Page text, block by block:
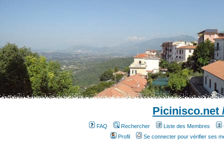
Picinisco.net
FAQ Rechercher Liste des Membres
Profil
Se connecter pour vérifier ses